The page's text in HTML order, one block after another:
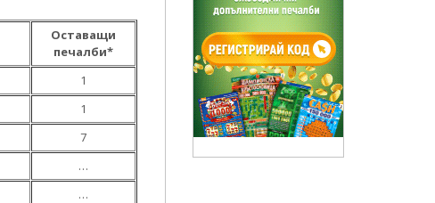
Оставащи
печалби*
1
1
7
…
…